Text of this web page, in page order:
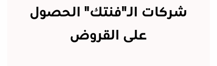
شركات الـ"فنتك" الحصول
على القروض